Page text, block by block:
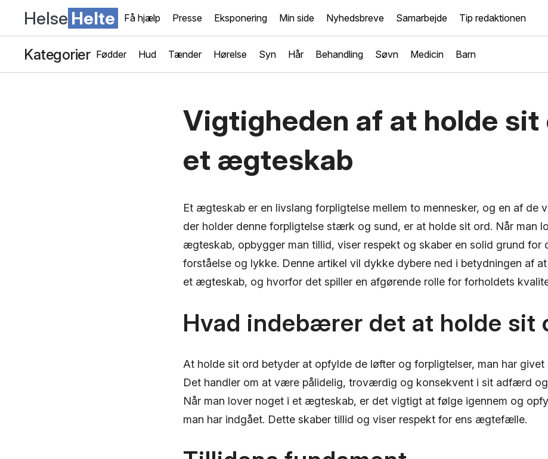
Helse Helte Få hjælp Presse Eksponering Min side Nyhedsbreve Samarbejde Tip redaktionen
Kategorier Fødder Hud Tænder Hørelse Syn Hår Behandling Søvn Medicin Barn
Vigtigheden af at holde sit
et ægteskab
Et ægteskab er en livslang forpligtelse mellem to mennesker, og en af ​​de
der holder denne forpligtelse stærk og sund, er at holde sit ord. Når man
ægteskab, opbygger man tillid, viser respekt og skaber en solid grund for
forståelse og lykke. Denne artikel vil dykke dybere ned i betydningen af
et ægteskab, og hvorfor det spiller en afgørende rolle for forholdets
Hvad indebærer det at holde sit
At holde sit ord betyder at opfylde de løfter og forpligtelser, man har
Det handler om at være pålidelig, troværdig og konsekvent i sit adfærd og
Når man lover noget i et ægteskab, er det vigtigt at følge igennem og
man har indgået. Dette skaber tillid og viser respekt for ens ægtefælle.